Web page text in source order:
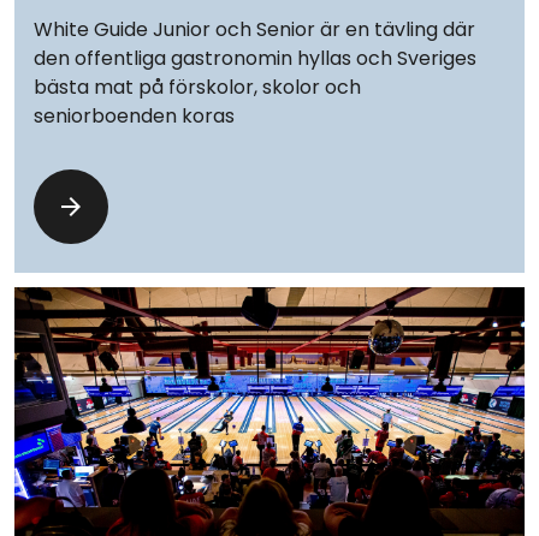
White Guide Junior och Senior är en tävling där
den offentliga gastronomin hyllas och Sveriges
bästa mat på förskolor, skolor och
seniorboenden koras